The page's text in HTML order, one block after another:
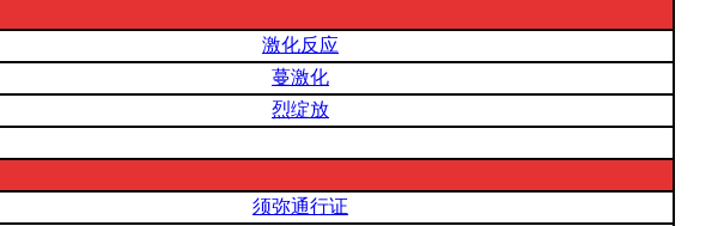
激化反应
蔓激化
烈绽放
须弥通行证